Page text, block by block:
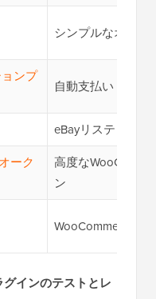
シンプルなオーク
ンプ
自動支払い + ベン
eBayリスティン
ーク
高度な
ン
WooCommerce +
インのテストとレ